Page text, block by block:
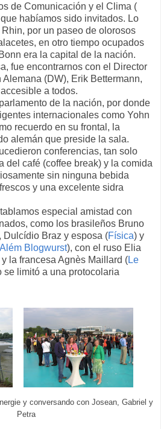
de Comunicación y el Clima (
habíamos sido invitados. Lo
por un paseo de olorosos
en otro tiempo ocupados
era la capital de la nación.
fue encontrarnos con el Director
(DW), Erik Bettermann,
a todos.
de la nación, por donde
internacionales como Yohn
recuerdo en su frontal, la
alemán que preside la sala.
conferencias, tan solo
del café (coffee break) y la comida
sin ninguna bebida
y una excelente sidra
especial amistad con
como los brasileños Bruno
Dulcídio Braz y esposa (Física) y
Blogwurst), con el ruso Elia
y la francesa Agnès Maillard (Le
se limitó a una protocolaria
y conversando con Josean, Gabriel y
Petra